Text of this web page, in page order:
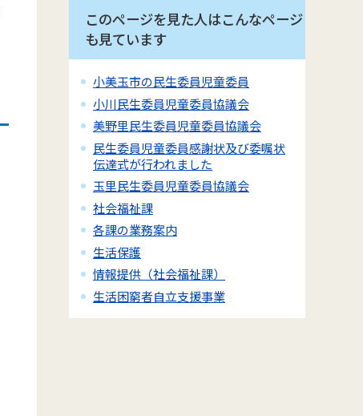
このページを見た人はこんなページ
も見ています
小美玉市の民生委員児童委員
小川民生委員児童委員協議会
美野里民生委員児童委員協議会
民生委員児童委員感謝状及び委嘱状
伝達式が行われました
玉里民生委員児童委員協議会
社会福祉課
各課の業務案内
生活保護
情報提供（社会福祉課）
生活困窮者自立支援事業